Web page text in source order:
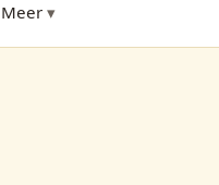
Meer